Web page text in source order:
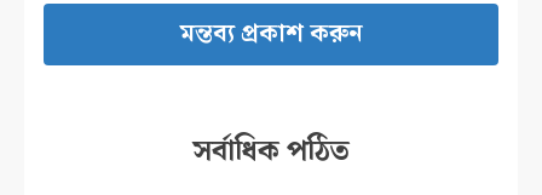
সর্বাধিক পঠিত